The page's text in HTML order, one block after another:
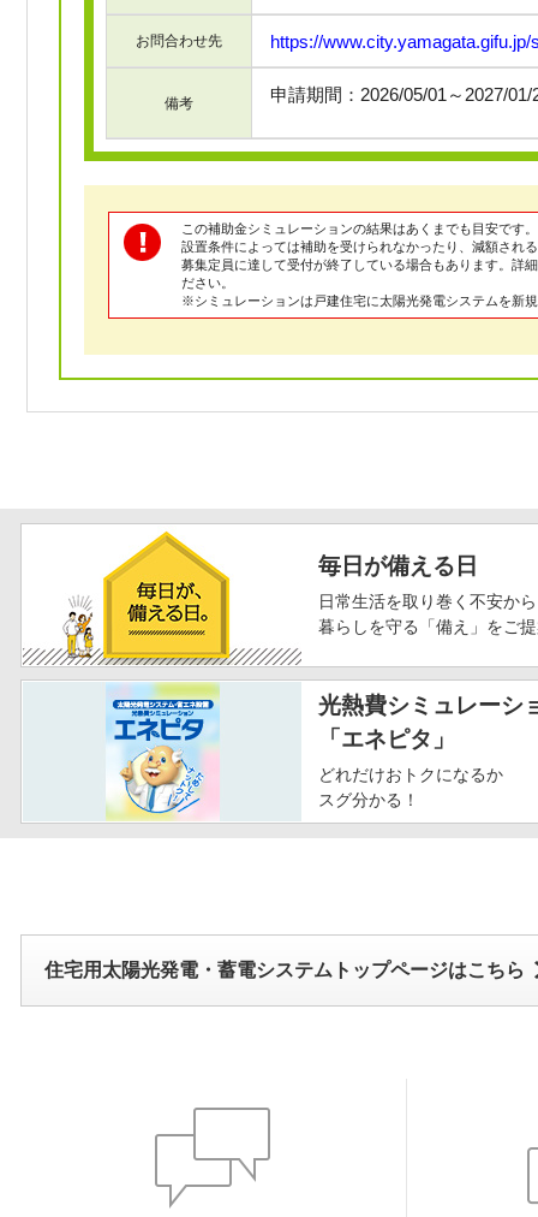
お問合わせ先 https://
備考 申請期間：2026/05/01～2027/01/
この補助金シミュレーションの結果はあくまでも目安です。
設置条件によっては補助を受けられなかったり、減額され
募集定員に達して受付が終了している場合もあります。詳
ださい。
※シミュレーションは戸建住宅に太陽光発電システムを新
毎日が備える日
日常生活を取り巻く不安から
暮らしを守る「備え」をご
光熱費シミュレーシ
「エネピタ」
どれだけおトクになるか
スグ分かる！
住宅用太陽光発電・蓄電システムトップページはこちら